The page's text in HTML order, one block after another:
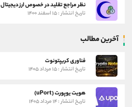
نظر مراجع تقلید در خصوص ارز دیجیتال
تاریخ انتشار : ۱۵ اسفند ۱۴۰۰
آخرین مطالب
فناوری کریپتونوت
تاریخ انتشار : ۱۵ مرداد ۱۴۰۵
هویت یوپورت (uPort)
تاریخ انتشار : ۱۴ مرداد ۱۴۰۵